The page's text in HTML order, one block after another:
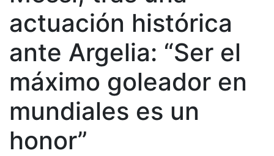
actuación histórica
ante Argelia: “Ser el
máximo goleador en
mundiales es un
honor”